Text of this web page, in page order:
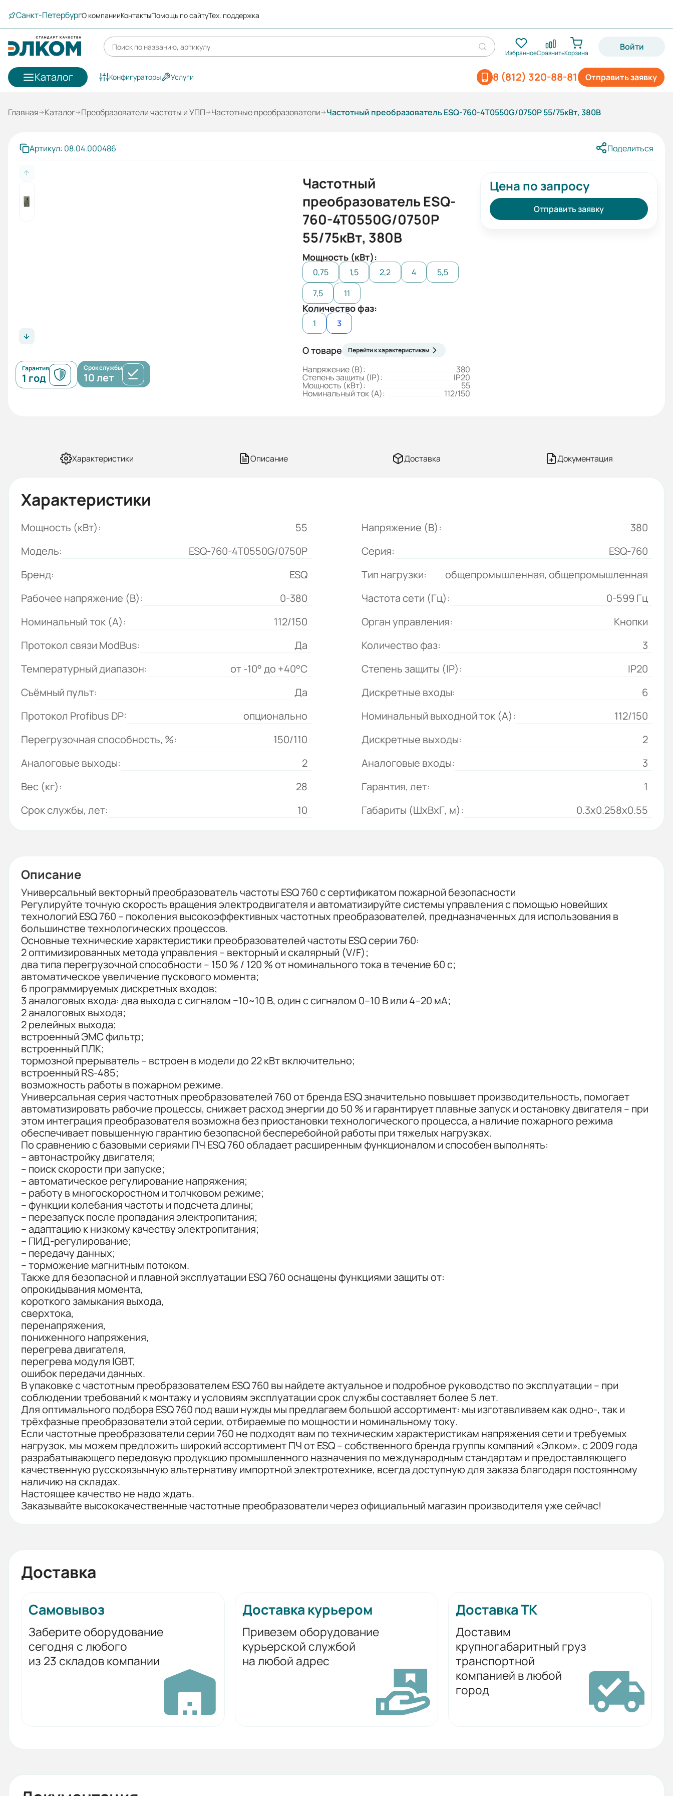
Санкт-ПетербургО компанииКонтактыПомощь по сайтуТех. поддержка
ИзбранноеСравнитьКорзина
Войти
Каталог Отправить заявку
8 (812) 320-88-81
Конфигураторы Услуги
Главная Каталог Преобразователи частоты и УПП Частотные преобразователи Частотный преобразователь ESQ-760-4T0550G/0750P 55/75кВт, 380В
Артикул: 08.04.000486 Поделиться
Гарантия
1 год
Срок службы
10 лет
Частотный
преобразователь ESQ-
760-4T0550G/0750P
55/75кВт, 380В
Мощность (кВт):
0,75 1,5 2,2 4
5,5
7,5
11
Количество фаз:
1 3
О товаре Перейти к характеристикам
Напряжение (В): 380
Степень защиты (IP): IP20
Мощность (кВт): 55
Номинальный ток (А): 112/150
Цена по запросу
Отправить заявку
Характеристики Описание Доставка Документация
Характеристики
Мощность (кВт): 55 Напряжение (В):
380
Модель:
ESQ-760-4T0550G/0750P Серия:
ESQ-760
Бренд:
ESQ Тип нагрузки:
общепромышленная, общепромышленная
Рабочее напряжение (В):
0-380 Частота сети (Гц):
0-599 Гц
Номинальный ток (А):
112/150 Орган управления:
Кнопки
Протокол связи ModBus:
Да Количество фаз:
3
Температурный диапазон:
от -10° до +40°C Степень защиты (IP):
IP20
Съёмный пульт:
Да Дискретные входы:
6
Протокол Profibus DP:
опционально Номинальный выходной ток (А):
112/150
Перегрузочная способность, %:
150/110 Дискретные выходы:
2
Аналоговые выходы:
2 Аналоговые входы:
3
Вес (кг):
28 Гарантия, лет:
1
Срок службы, лет:
10 Габариты (ШхВхГ, м): 0.3x0.258x0.55
Описание
Универсальный векторный преобразователь частоты ESQ 760 с сертификатом пожарной безопасности
Регулируйте точную скорость вращения электродвигателя и автоматизируйте системы управления с помощью новейших
технологий ESQ 760 – поколения высокоэффективных частотных преобразователей, предназначенных для использования в
большинстве технологических процессов.
Основные технические характеристики преобразователей частоты ESQ серии 760:
2 оптимизированных метода управления – векторный и скалярный (V/F);
два типа перегрузочной способности – 150 % / 120 % от номинального тока в течение 60 с;
автоматическое увеличение пускового момента;
6 программируемых дискретных входов;
3 аналоговых входа: два выхода с сигналом −10~10 В, один с сигналом 0–10 В или 4–20 мA;
2 аналоговых выхода;
2 релейных выхода;
встроенный ЭМС фильтр;
встроенный ПЛК;
тормозной прерыватель – встроен в модели до 22 кВт включительно;
встроенный RS-485;
возможность работы в пожарном режиме.
Универсальная серия частотных преобразователей 760 от бренда ESQ значительно повышает производительность, помогает
автоматизировать рабочие процессы, снижает расход энергии до 50 % и гарантирует плавные запуск и остановку двигателя – при
этом интеграция преобразователя возможна без приостановки технологического процесса, а наличие пожарного режима
обеспечивает повышенную гарантию безопасной бесперебойной работы при тяжелых нагрузках.
По сравнению с базовыми сериями ПЧ ESQ 760 обладает расширенным функционалом и способен выполнять:
– автонастройку двигателя;
– поиск скорости при запуске;
– автоматическое регулирование напряжения;
– работу в многоскоростном и толчковом режиме;
– функции колебания частоты и подсчета длины;
– перезапуск после пропадания электропитания;
– адаптацию к низкому качеству электропитания;
– ПИД-регулирование;
– передачу данных;
– торможение магнитным потоком.
Также для безопасной и плавной эксплуатации ESQ 760 оснащены функциями защиты от:
опрокидывания момента,
короткого замыкания выхода,
сверхтока,
перенапряжения,
пониженного напряжения,
перегрева двигателя,
перегрева модуля IGBT,
ошибок передачи данных.
В упаковке с частотным преобразователем ESQ 760 вы найдете актуальное и подробное руководство по эксплуатации – при
соблюдении требований к монтажу и условиям эксплуатации срок службы составляет более 5 лет.
Для оптимального подбора ESQ 760 под ваши нужды мы предлагаем большой ассортимент: мы изготавливаем как одно-, так и
трёхфазные преобразователи этой серии, отбираемые по мощности и номинальному току.
Если частотные преобразователи серии 760 не подходят вам по техническим характеристикам напряжения сети и требуемых
нагрузок, мы можем предложить широкий ассортимент ПЧ от ESQ – собственного бренда группы компаний «Элком», с 2009 года
разрабатывающего передовую продукцию промышленного назначения по международным стандартам и предоставляющего
качественную русскоязычную альтернативу импортной электротехнике, всегда доступную для заказа благодаря постоянному
наличию на складах.
Настоящее качество не надо ждать.
Заказывайте высококачественные частотные преобразователи через официальный магазин производителя уже сейчас!
Доставка
Самовывоз
Заберите оборудование
сегодня с любого
из 23 складов компании
Доставка курьером
Привезем оборудование
курьерской службой
на любой адрес
Доставка ТК
Доставим
крупногабаритный груз
транспортной
компанией в любой
город